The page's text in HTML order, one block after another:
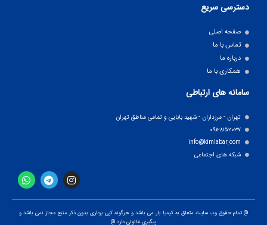
دسترسی سریع
صفحه اصلی
تماس با ما
درباره ما
همکاری با ما
سامانه های ارتباطی
تهران - مرزداران - شهید بابایی و تمامی مناطق تهران
۰۹۱۲۸۱۵۲۰۳۷
info@kimiabar.com
شبکه های اجتماعی
@ تمام حقوق وب سایت متعلق به کیمیا بار می باشد و هرگونه کپی برداری بدون ذکر منبع مجاز نمی باشد و
پیگیری قانونی دارد @